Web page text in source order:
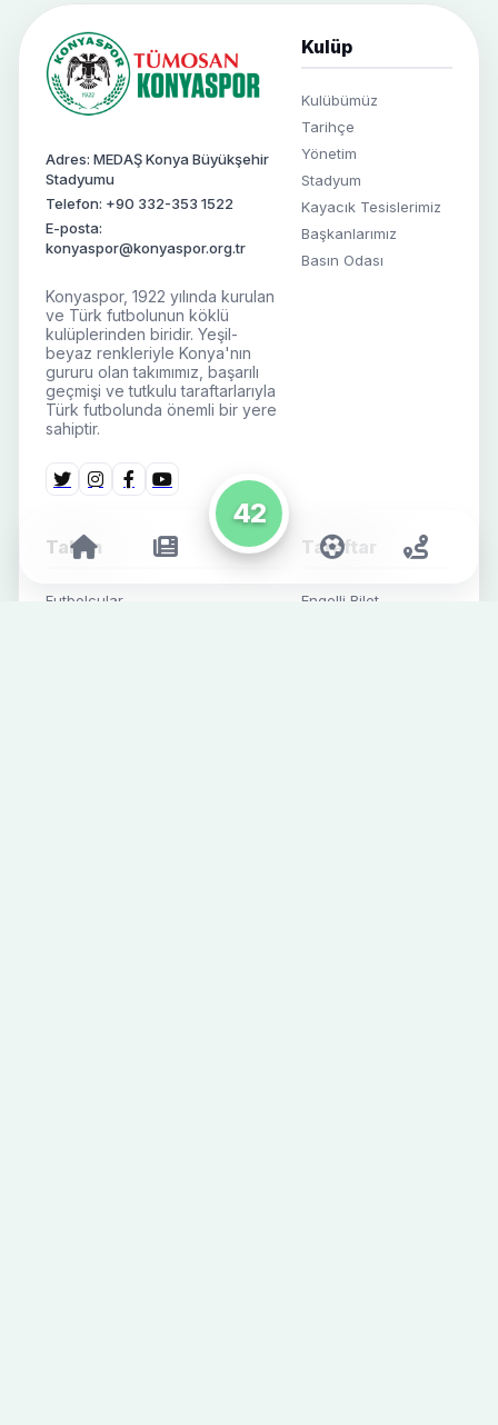
42
Adres: MEDAŞ Konya Büyükşehir
Stadyumu
Telefon: +90 332-353 1522
E-posta:
konyaspor@konyaspor.org.tr
Konyaspor, 1922 yılında kurulan
ve Türk futbolunun köklü
kulüplerinden biridir. Yeşil-
beyaz renkleriyle Konya'nın
gururu olan takımımız, başarılı
geçmişi ve tutkulu taraftarlarıyla
Türk futbolunda önemli bir yere
sahiptir.
Kulüp
Kulübümüz
Tarihçe
Yönetim
Stadyum
Kayacık Tesislerimiz
Başkanlarımız
Basın Odası
Takım
Futbolcular
Taraftar
Engelli Bilet